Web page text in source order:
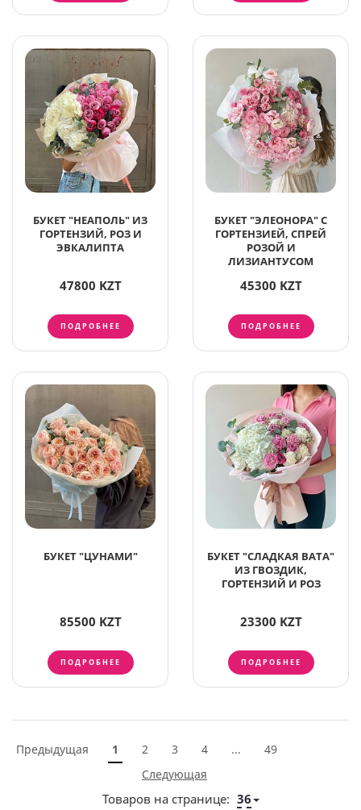
БУКЕТ "НЕАПОЛЬ" ИЗ
ГОРТЕНЗИЙ, РОЗ И
ЭВКАЛИПТА
47800 KZT
ПОДРОБНЕЕ
БУКЕТ "ЭЛЕОНОРА" С
ГОРТЕНЗИЕЙ, СПРЕЙ
РОЗОЙ И
ЛИЗИАНТУСОМ
45300 KZT
ПОДРОБНЕЕ
БУКЕТ "ЦУНАМИ"
85500 KZT
ПОДРОБНЕЕ
БУКЕТ "СЛАДКАЯ ВАТА"
ИЗ ГВОЗДИК,
ГОРТЕНЗИЙ И РОЗ
23300 KZT
ПОДРОБНЕЕ
Предыдущая 1 2 3 4 ...
49
Следующая
Товаров на странице: 36